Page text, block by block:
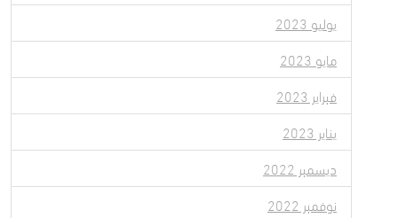
يوليو 2023
مايو 2023
فبراير 2023
يناير 2023
ديسمبر 2022
نوفمبر 2022